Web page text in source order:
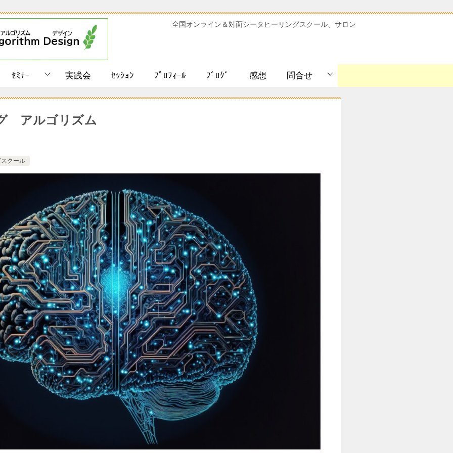
全国オンライン＆対面シータヒーリングスクール、サロン
ｾﾐﾅｰ 実践会 ｾｯｼｮﾝ ﾌﾟﾛﾌｨｰﾙ ﾌﾞﾛｸﾞ 感想 問合せ
アルゴリズム
クール